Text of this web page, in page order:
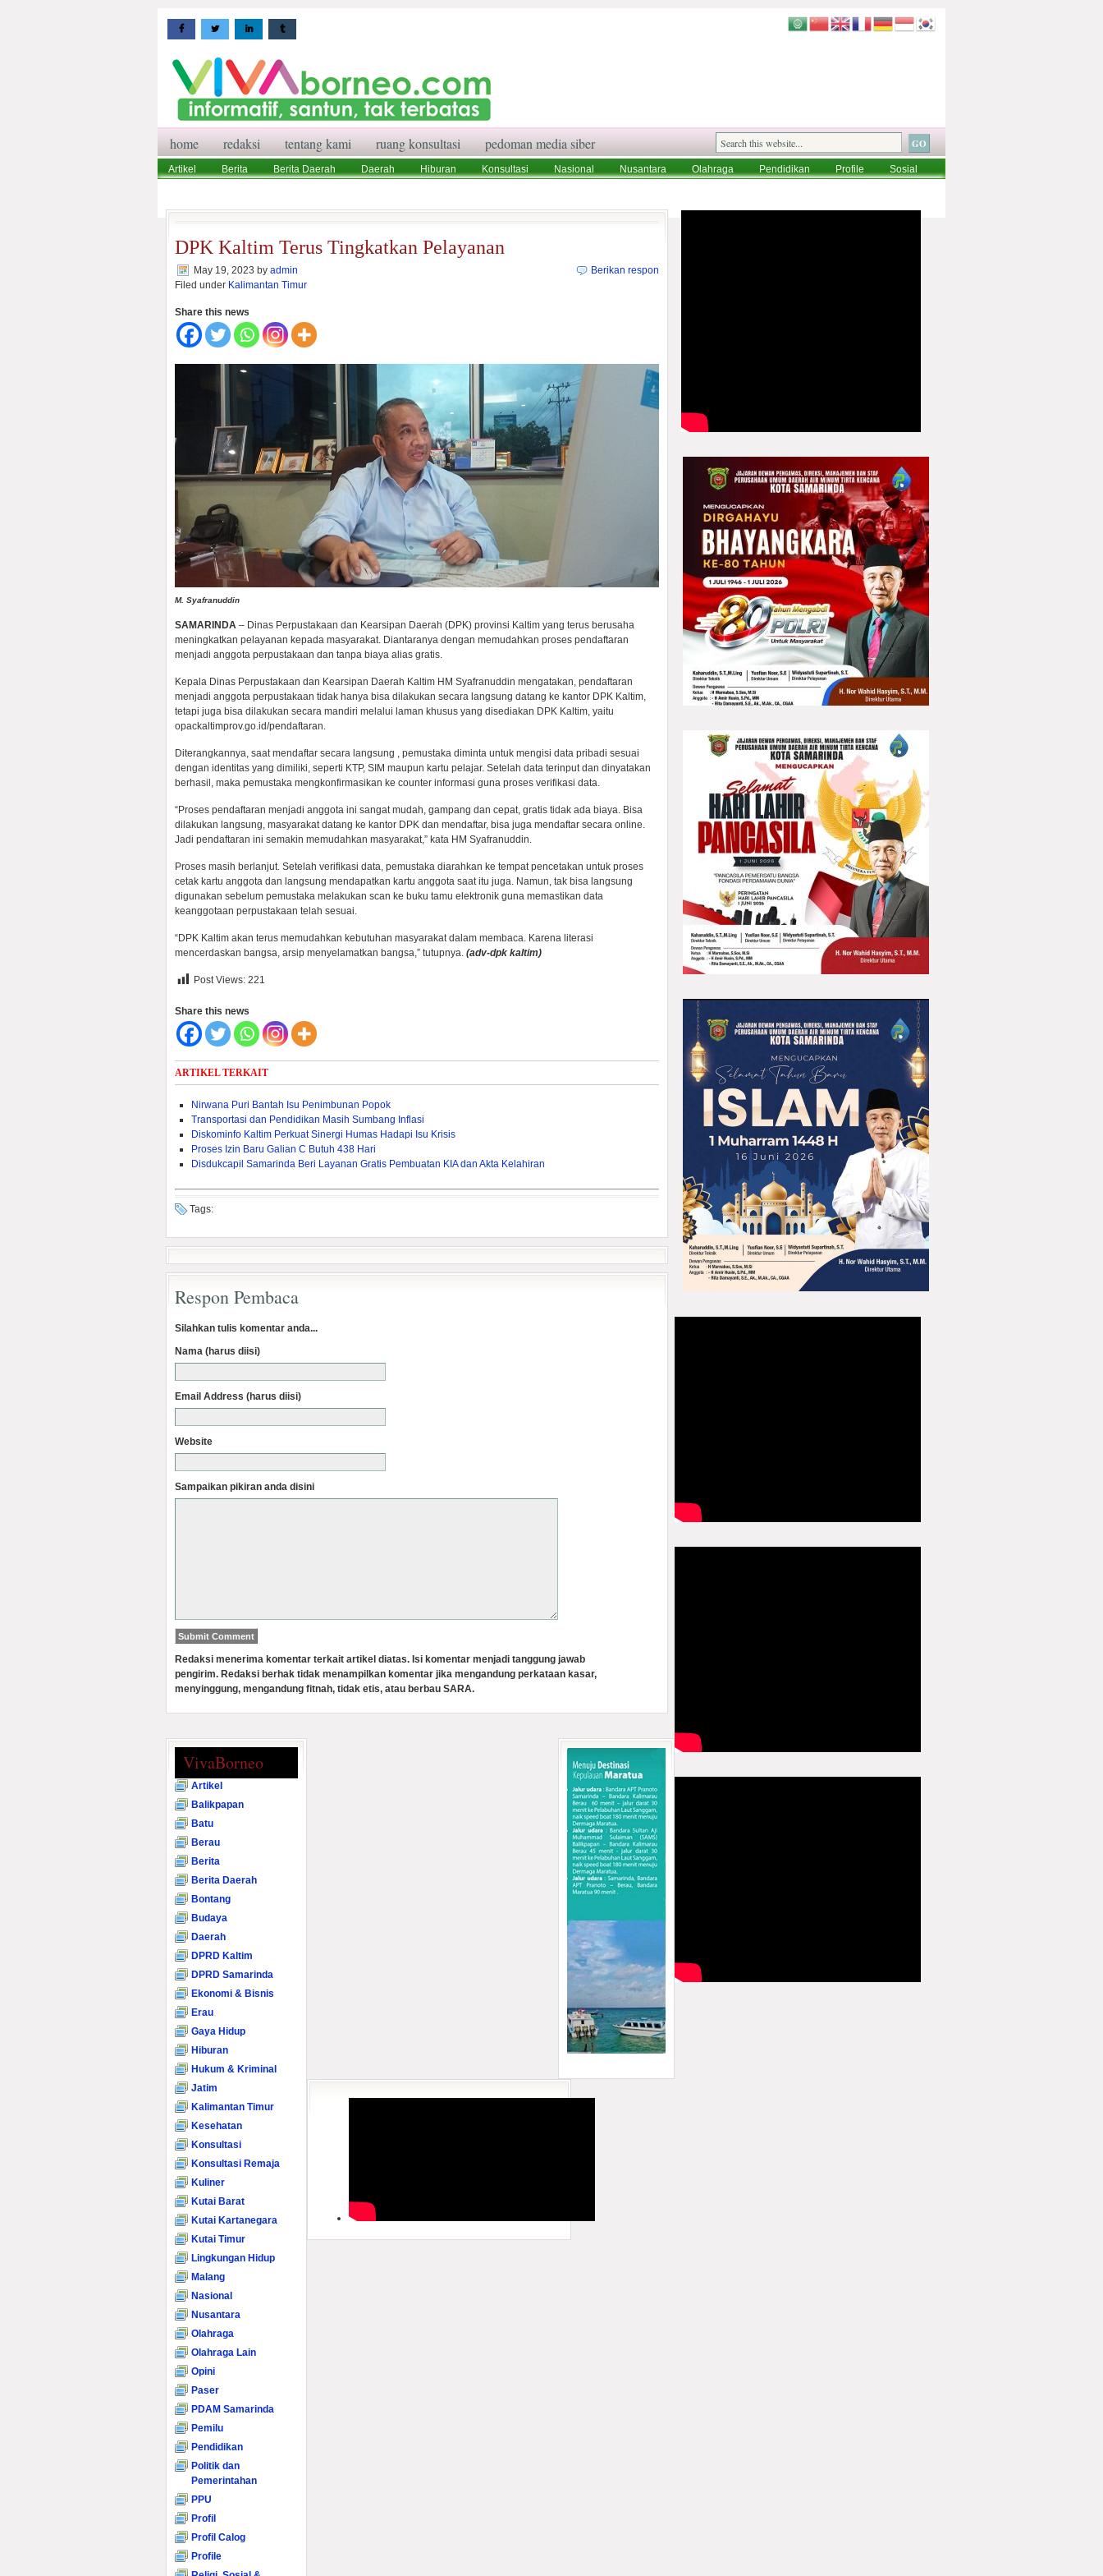
home redaksi tentang kami ruang konsultasi pedoman media siber
Artikel Berita Berita Daerah Daerah Hiburan Konsultasi Nasional Nusantara Olahraga Pendidikan Profile
Sosial
DPK Kaltim Terus Tingkatkan Pelayanan
May 19, 2023 by admin
Filed under Kalimantan Timur
Berikan respon
Share this news
M. Syafranuddin
SAMARINDA – Dinas Perpustakaan dan Kearsipan Daerah (DPK) provinsi Kaltim yang terus berusaha
meningkatkan pelayanan kepada masyarakat. Diantaranya dengan memudahkan proses pendaftaran
menjadi anggota perpustakaan dan tanpa biaya alias gratis.
Kepala Dinas Perpustakaan dan Kearsipan Daerah Kaltim HM Syafranuddin mengatakan, pendaftaran
menjadi anggota perpustakaan tidak hanya bisa dilakukan secara langsung datang ke kantor DPK Kaltim,
tetapi juga bisa dilakukan secara mandiri melalui laman khusus yang disediakan DPK Kaltim, yaitu
opackaltimprov.go.id/pendaftaran.
Diterangkannya, saat mendaftar secara langsung , pemustaka diminta untuk mengisi data pribadi sesuai
dengan identitas yang dimiliki, seperti KTP, SIM maupun kartu pelajar. Setelah data terinput dan dinyatakan
berhasil, maka pemustaka mengkonfirmasikan ke counter informasi guna proses verifikasi data.
“Proses pendaftaran menjadi anggota ini sangat mudah, gampang dan cepat, gratis tidak ada biaya. Bisa
dilakukan langsung, masyarakat datang ke kantor DPK dan mendaftar, bisa juga mendaftar secara online.
Jadi pendaftaran ini semakin memudahkan masyarakat,” kata HM Syafranuddin.
Proses masih berlanjut. Setelah verifikasi data, pemustaka diarahkan ke tempat pencetakan untuk proses
cetak kartu anggota dan langsung mendapatkan kartu anggota saat itu juga. Namun, tak bisa langsung
digunakan sebelum pemustaka melakukan scan ke buku tamu elektronik guna memastikan data
keanggotaan perpustakaan telah sesuai.
“DPK Kaltim akan terus memudahkan kebutuhan masyarakat dalam membaca. Karena literasi
mencerdaskan bangsa, arsip menyelamatkan bangsa,” tutupnya. (adv-dpk kaltim)
Post Views: 221
Share this news
ARTIKEL TERKAIT
Nirwana Puri Bantah Isu Penimbunan Popok
Transportasi dan Pendidikan Masih Sumbang Inflasi
Diskominfo Kaltim Perkuat Sinergi Humas Hadapi Isu Krisis
Proses Izin Baru Galian C Butuh 438 Hari
Disdukcapil Samarinda Beri Layanan Gratis Pembuatan KIA dan Akta Kelahiran
Tags:
Respon Pembaca
Silahkan tulis komentar anda...
Nama (harus diisi)
Email Address (harus diisi)
Website
Sampaikan pikiran anda disini
Redaksi menerima komentar terkait artikel diatas. Isi komentar menjadi tanggung jawab
pengirim. Redaksi berhak tidak menampilkan komentar jika mengandung perkataan kasar,
menyinggung, mengandung fitnah, tidak etis, atau berbau SARA.
VivaBorneo
Artikel
Balikpapan
Batu
Berau
Berita
Berita Daerah
Bontang
Budaya
Daerah
DPRD Kaltim
DPRD Samarinda
Ekonomi & Bisnis
Erau
Gaya Hidup
Hiburan
Hukum & Kriminal
Jatim
Kalimantan Timur
Kesehatan
Konsultasi
Konsultasi Remaja
Kuliner
Kutai Barat
Kutai Kartanegara
Kutai Timur
Lingkungan Hidup
Malang
Nasional
Nusantara
Olahraga
Olahraga Lain
Opini
Paser
PDAM Samarinda
Pemilu
Pendidikan
Politik dan
Pemerintahan
PPU
Profil
Profil Calog
Profile